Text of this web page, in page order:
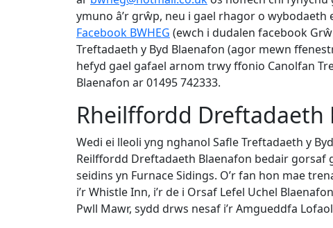
ymuno â’r grŵp, neu i gael rhagor o wybodaeth
Facebook BWHEG (ewch i dudalen facebook
Treftadaeth y Byd Blaenafon (agor mewn
hefyd gael gafael arnom trwy ffonio Canolfan
Blaenafon ar 01495 742333.
Rheilffordd Dreftadaeth
Wedi ei lleoli yng nghanol Safle Treftadaeth y
Reilffordd Dreftadaeth Blaenafon bedair gorsaf
seidins yn Furnace Sidings. O’r fan hon mae
i’r Whistle Inn, i’r de i Orsaf Lefel Uchel
Pwll Mawr, sydd drws nesaf i’r Amgueddfa